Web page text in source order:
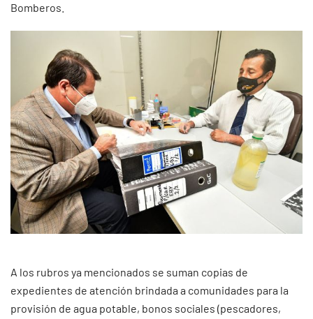
Bomberos.
A los rubros ya mencionados se suman copias de
expedientes de atención brindada a comunidades para la
provisión de agua potable, bonos sociales (pescadores,